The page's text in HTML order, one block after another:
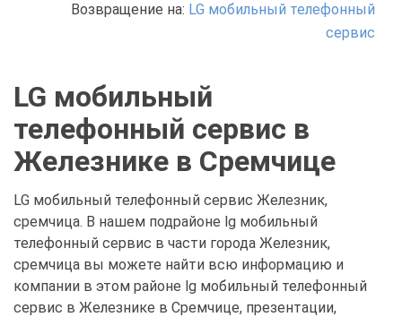
Возвращение на: LG мобильный телефонный
сервис
LG мобильный
телефонный сервис в
Железнике в Сремчице
LG мобильный телефонный сервис Железник,
сремчица. В нашем подрайоне lg мобильный
телефонный сервис в части города Железник,
сремчица вы можете найти всю информацию и
компании в этом районе lg мобильный телефонный
сервис в Железнике в Сремчице, презентации,